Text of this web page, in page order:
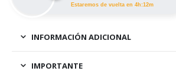
Estaremos de vuelta en 4h:12m
INFORMACIÓN ADICIONAL
IMPORTANTE